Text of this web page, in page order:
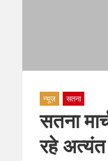
न्यूज़ सतना
सतना
रहे